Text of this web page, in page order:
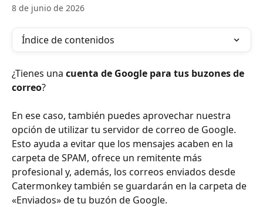
8 de junio de 2026
Índice de contenidos
¿Tienes una cuenta de Google para tus buzones de
correo?
En ese caso, también puedes aprovechar nuestra
opción de utilizar tu servidor de correo de Google.
Esto ayuda a evitar que los mensajes acaben en la
carpeta de SPAM, ofrece un remitente más
profesional y, además, los correos enviados desde
Catermonkey también se guardarán en la carpeta de
«Enviados» de tu buzón de Google.